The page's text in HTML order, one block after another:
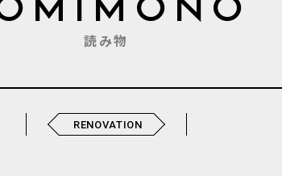
読み物
RENOVATION